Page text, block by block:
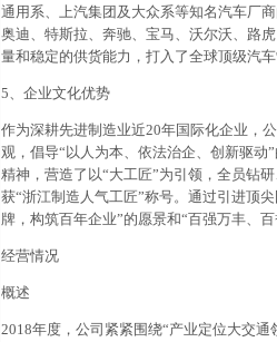
通用系、上汽集团及大众系等知名汽车厂
奥迪、特斯拉、奔驰、宝马、沃尔沃、路
量和稳定的供货能力，打入了全球顶级汽
5、企业文化优势
作为深耕先进制造业近20年国际化企业，
观，倡导“以人为本、依法治企、创新驱动
精神，营造了以“大工匠”为引领，全员钻
获“浙江制造人气工匠”称号。通过引进顶
牌，构筑百年企业”的愿景和“百强万丰、
经营情况
概述
2018年度，公司紧紧围绕“产业定位大交